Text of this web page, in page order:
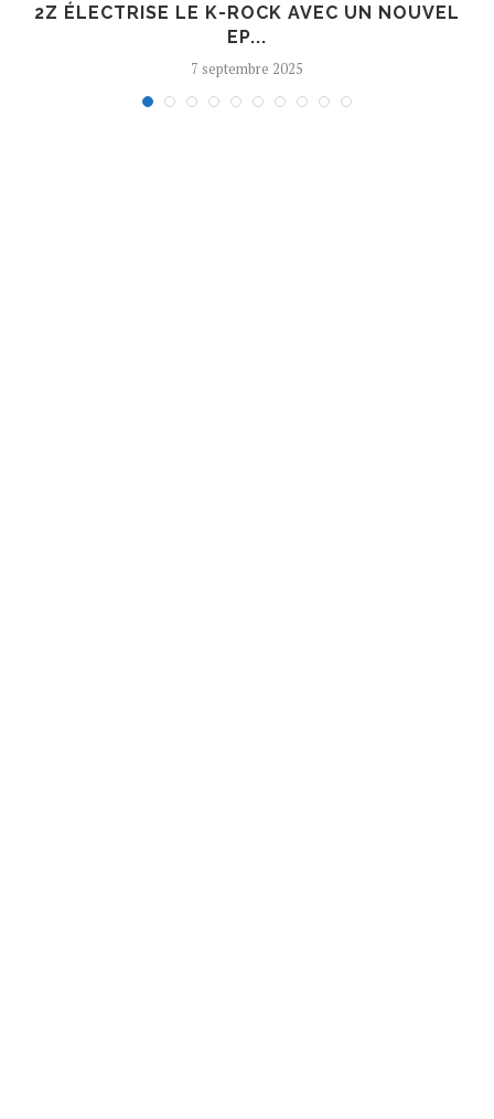
2Z ÉLECTRISE LE K-ROCK AVEC UN NOUVEL
EP...
7 septembre 2025